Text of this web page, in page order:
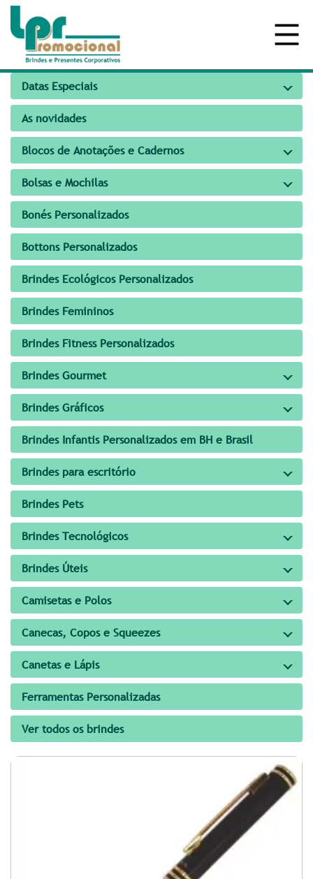
Datas Especiais
As novidades
Blocos de Anotações e Cadernos
Bolsas e Mochilas
Bonés Personalizados
Bottons Personalizados
Brindes Ecológicos Personalizados
Brindes Femininos
Brindes Fitness Personalizados
Brindes Gourmet
Brindes Gráficos
Brindes Infantis Personalizados em BH e Brasil
Brindes para escritório
Brindes Pets
Brindes Tecnológicos
Brindes Úteis
Camisetas e Polos
Canecas, Copos e Squeezes
Canetas e Lápis
Ferramentas Personalizadas
Ver todos os brindes